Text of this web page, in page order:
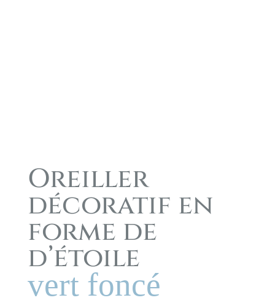
Oreiller
décoratif en
forme de
d’étoile
vert foncé